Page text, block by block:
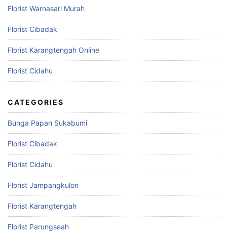
Florist Warnasari Murah
Florist Cibadak
Florist Karangtengah Online
Florist Cidahu
CATEGORIES
Bunga Papan Sukabumi
Florist Cibadak
Florist Cidahu
Florist Jampangkulon
Florist Karangtengah
Florist Parungseah